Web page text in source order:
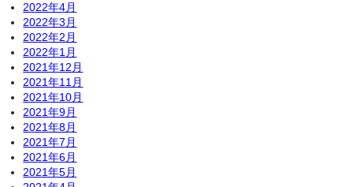
2022年4月
2022年3月
2022年2月
2022年1月
2021年12月
2021年11月
2021年10月
2021年9月
2021年8月
2021年7月
2021年6月
2021年5月